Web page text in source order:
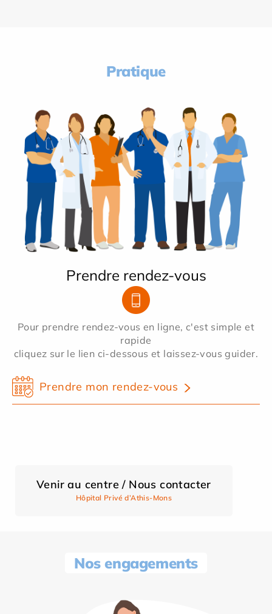
Pratique
Prendre rendez-vous
Pour prendre rendez-vous en ligne, c'est simple et
rapide
cliquez sur le lien ci-dessous et laissez-vous guider.
Prendre mon rendez-vous
Venir au centre / Nous contacter
Hôpital Privé d’Athis-Mons
Nos engagements